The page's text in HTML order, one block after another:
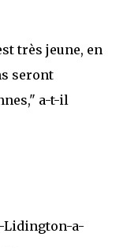
très jeune, en
seront
a-t-il